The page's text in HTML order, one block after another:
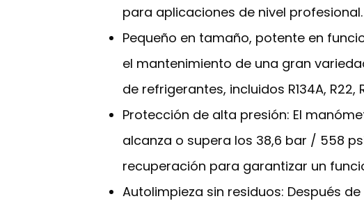
para aplicaciones de nivel profesional.
Pequeño en tamaño, potente en
el mantenimiento de una gran
de refrigerantes, incluidos R134A, R22,
Protección de alta presión: El
alcanza o supera los 38,6 bar / 558
recuperación para garantizar un
Autolimpieza sin residuos: Después